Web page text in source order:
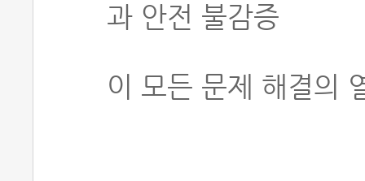
과 안전 불감증
이 모든 문제 해결의